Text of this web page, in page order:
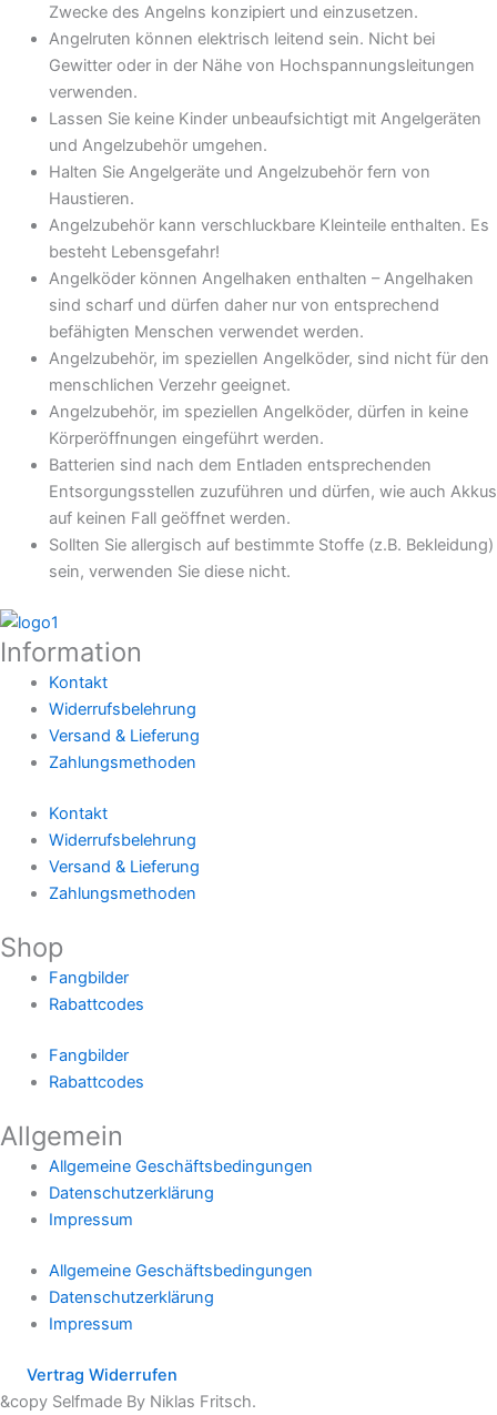
Zwecke des Angelns konzipiert und einzusetzen.
Angelruten können elektrisch leitend sein. Nicht bei
Gewitter oder in der Nähe von Hochspannungsleitungen
verwenden.
Lassen Sie keine Kinder unbeaufsichtigt mit Angelgeräten
und Angelzubehör umgehen.
Halten Sie Angelgeräte und Angelzubehör fern von
Haustieren.
Angelzubehör kann verschluckbare Kleinteile enthalten. Es
besteht Lebensgefahr!
Angelköder können Angelhaken enthalten – Angelhaken
sind scharf und dürfen daher nur von entsprechend
befähigten Menschen verwendet werden.
Angelzubehör, im speziellen Angelköder, sind nicht für den
menschlichen Verzehr geeignet.
Angelzubehör, im speziellen Angelköder, dürfen in keine
Körperöffnungen eingeführt werden.
Batterien sind nach dem Entladen entsprechenden
Entsorgungsstellen zuzuführen und dürfen, wie auch Akkus
auf keinen Fall geöffnet werden.
Sollten Sie allergisch auf bestimmte Stoffe (z.B. Bekleidung)
sein, verwenden Sie diese nicht.
Information
Kontakt
Widerrufsbelehrung
Versand & Lieferung
Zahlungsmethoden
Kontakt
Widerrufsbelehrung
Versand & Lieferung
Zahlungsmethoden
Shop
Fangbilder
Rabattcodes
Fangbilder
Rabattcodes
Allgemein
Allgemeine Geschäftsbedingungen
Datenschutzerklärung
Impressum
Allgemeine Geschäftsbedingungen
Datenschutzerklärung
Impressum
Vertrag Widerrufen
&copy Selfmade By Niklas Fritsch.